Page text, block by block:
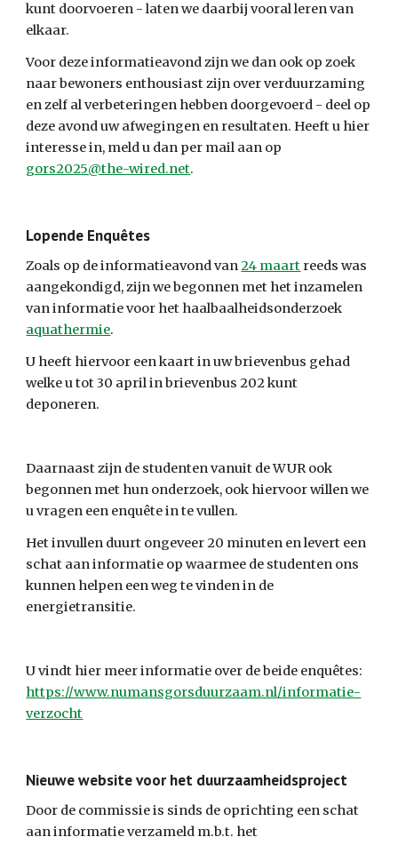
kunt doorvoeren - laten we daarbij vooral leren van
elkaar.
Voor deze informatieavond zijn we dan ook op zoek
naar bewoners enthousiast zijn over verduurzaming
en zelf al verbeteringen hebben doorgevoerd - deel op
deze avond uw afwegingen en resultaten. Heeft u hier
gors2025@the-wired.net.
Lopende Enquêtes
Zoals op de informatieavond van 24 maart reeds was
aangekondigd, zijn we begonnen met het inzamelen
aquathermie.
U heeft hiervoor een kaart in uw brievenbus gehad
welke u tot 30 april in brievenbus 202 kunt
deponeren.
Daarnaast zijn de studenten vanuit de WUR ook
begonnen met hun onderzoek, ook hiervoor willen we
u vragen een enquête in te vullen.
Het invullen duurt ongeveer 20 minuten en levert een
schat aan informatie op waarmee de studenten ons
kunnen helpen een weg te vinden in de
energietransitie.
https://www.numansgorsduurzaam.nl/informatie-
verzocht
Nieuwe website voor het duurzaamheidsproject
Door de commissie is sinds de oprichting een schat
aan informatie verzameld m.b.t. het